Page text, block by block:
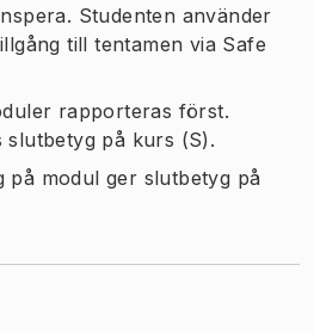
Studenten använder
till tentamen via Safe
rapporteras först.
på kurs (S).
på modul ger slutbetyg på